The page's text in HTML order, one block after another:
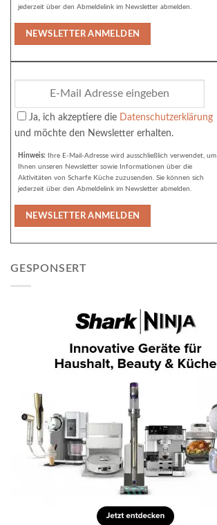
jederzeit über den Abmeldelink im Newsletter abmelden.
Ja, ich akzeptiere die
Datenschutzerklärung
und möchte den Newsletter erhalten.
Hinweis: Ihre E-Mail-Adresse wird ausschließlich verwendet, um
Ihnen unseren Newsletter sowie Informationen über die
Aktivitäten von Scharfe Küche zuzusenden. Sie können sich
jederzeit über den Abmeldelink im Newsletter abmelden.
GESPONSERT